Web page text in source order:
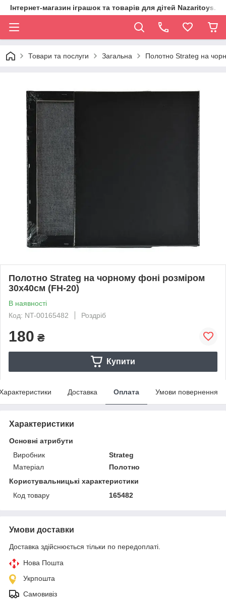
Інтернет-магазин іграшок та товарів для дітей
Товари та послуги Загальна Полотно Strateg на
Полотно Strateg на чорному фоні розміром
30х40см (FH-20)
В наявності
Код: NT-00165482
Роздріб
180 ₴
Купити
Доставка Оплата Умови повернення
Характеристики
Основні атрибути
Виробник
Strateg
Матеріал
Полотно
Користувальницькі характеристики
Код товару
165482
Умови доставки
Доставка здійснюється тільки по передоплаті.
Нова Пошта
Укрпошта
Самовивіз